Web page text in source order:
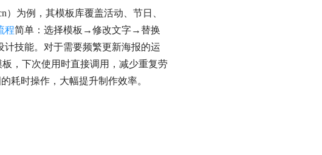
为例，其模板库覆盖活动、节日、
程简单：选择模板→修改文字→替换
技能。对于需要频繁更新海报的运
，下次使用时直接调用，减少重复劳
耗时操作，大幅提升制作效率。